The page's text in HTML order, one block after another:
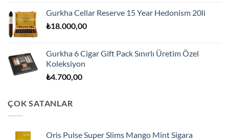
Gurkha Cellar Reserve 15 Year Hedonism 20li
₺18.000,00
Gurkha 6 Cigar Gift Pack Sınırlı Üretim Özel
Koleksiyon
₺4.700,00
ÇOK SATANLAR
Oris Pulse Super Slims Mango Mint Sigara